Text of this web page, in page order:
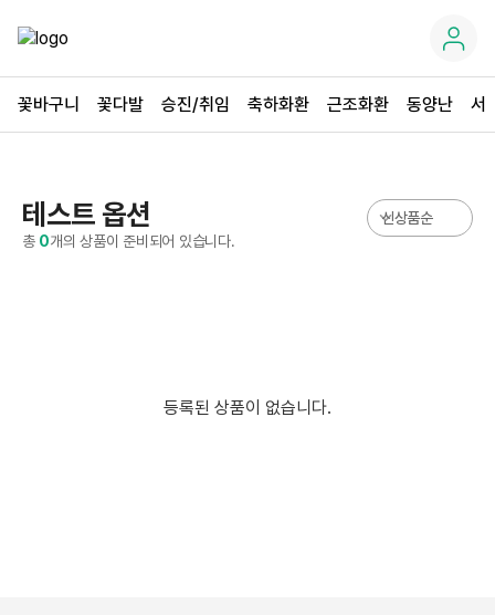
꽃바구니 꽃다발 승진/취임 축하화환 근조화환 동양난 서
테스트 옵션
총 0개의 상품이 준비되어 있습니다.
등록된 상품이 없습니다.